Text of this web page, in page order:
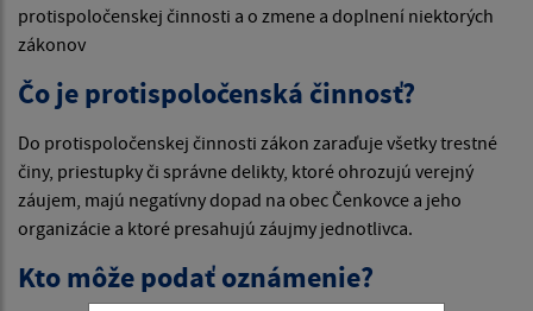
protispoločenskej činnosti a o zmene a doplnení niektorých
zákonov
Čo je protispoločenská činnosť?
Do protispoločenskej činnosti zákon zaraďuje všetky trestné
činy, priestupky či správne delikty, ktoré ohrozujú verejný
záujem, majú negatívny dopad na obec Čenkovce a jeho
organizácie a ktoré presahujú záujmy jednotlivca.
Kto môže podať oznámenie?